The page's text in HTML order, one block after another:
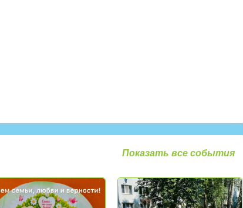
Показать все события